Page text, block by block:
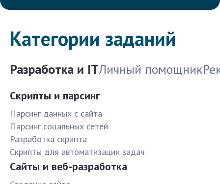
Категории заданий
Разработка и ITЛичный помощник
Скрипты и парсинг
Парсинг данных с сайта
Парсинг соцальных сетей
Разработка скрипта
Скрипты для автоматизации задач
Сайты и веб-разработка